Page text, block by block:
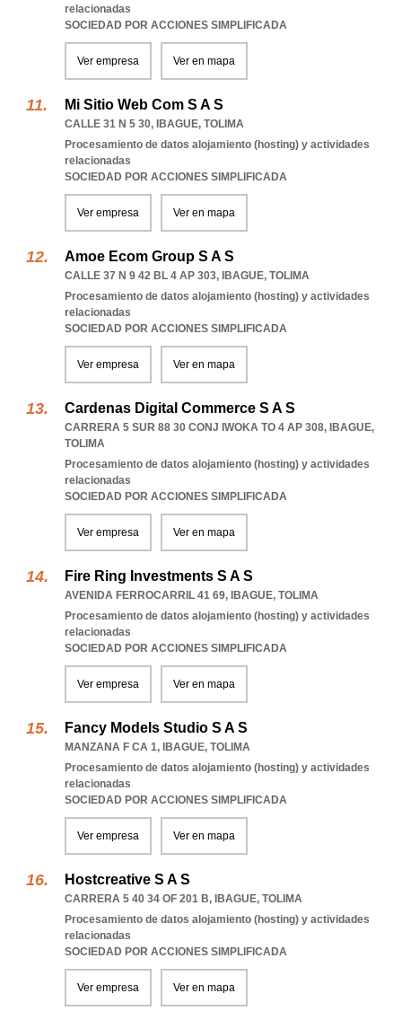
relacionadas
SOCIEDAD POR ACCIONES SIMPLIFICADA
Ver empresa Ver en mapa
Mi Sitio Web Com S A S
CALLE 31 N 5 30, IBAGUE, TOLIMA
Procesamiento de datos alojamiento (hosting) y actividades
relacionadas
SOCIEDAD POR ACCIONES SIMPLIFICADA
Ver empresa Ver en mapa
Amoe Ecom Group S A S
CALLE 37 N 9 42 BL 4 AP 303, IBAGUE, TOLIMA
Procesamiento de datos alojamiento (hosting) y actividades
relacionadas
SOCIEDAD POR ACCIONES SIMPLIFICADA
Ver empresa Ver en mapa
Cardenas Digital Commerce S A S
CARRERA 5 SUR 88 30 CONJ IWOKA TO 4 AP 308, IBAGUE,
TOLIMA
Procesamiento de datos alojamiento (hosting) y actividades
relacionadas
SOCIEDAD POR ACCIONES SIMPLIFICADA
Ver empresa Ver en mapa
Fire Ring Investments S A S
AVENIDA FERROCARRIL 41 69, IBAGUE, TOLIMA
Procesamiento de datos alojamiento (hosting) y actividades
relacionadas
SOCIEDAD POR ACCIONES SIMPLIFICADA
Ver empresa Ver en mapa
Fancy Models Studio S A S
MANZANA F CA 1, IBAGUE, TOLIMA
Procesamiento de datos alojamiento (hosting) y actividades
relacionadas
SOCIEDAD POR ACCIONES SIMPLIFICADA
Ver empresa Ver en mapa
Hostcreative S A S
CARRERA 5 40 34 OF 201 B, IBAGUE, TOLIMA
Procesamiento de datos alojamiento (hosting) y actividades
relacionadas
SOCIEDAD POR ACCIONES SIMPLIFICADA
Ver empresa Ver en mapa